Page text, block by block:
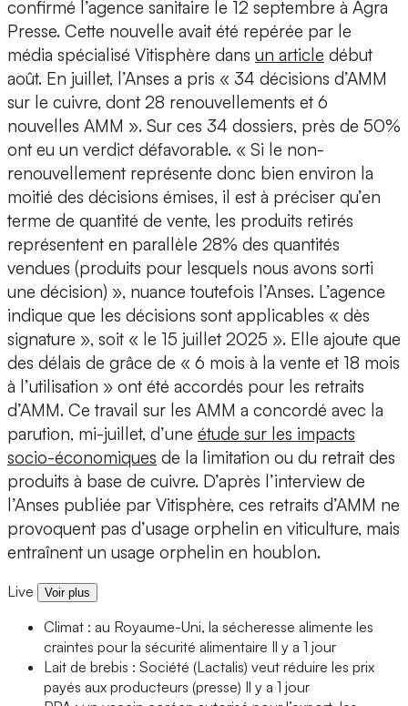
confirmé l’agence sanitaire le 12 septembre à Agra
Presse. Cette nouvelle avait été repérée par le
média spécialisé Vitisphère dans un article début
août. En juillet, l’Anses a pris « 34 décisions d’AMM
sur le cuivre, dont 28 renouvellements et 6
nouvelles AMM ». Sur ces 34 dossiers, près de 50%
ont eu un verdict défavorable. « Si le non-
renouvellement représente donc bien environ la
moitié des décisions émises, il est à préciser qu’en
terme de quantité de vente, les produits retirés
représentent en parallèle 28% des quantités
vendues (produits pour lesquels nous avons sorti
une décision) », nuance toutefois l’Anses. L’agence
indique que les décisions sont applicables « dès
signature », soit « le 15 juillet 2025 ». Elle ajoute que
des délais de grâce de « 6 mois à la vente et 18 mois
à l’utilisation » ont été accordés pour les retraits
d’AMM. Ce travail sur les AMM a concordé avec la
parution, mi-juillet, d’une étude sur les impacts
socio-économiques de la limitation ou du retrait des
produits à base de cuivre. D’après l’interview de
l’Anses publiée par Vitisphère, ces retraits d’AMM ne
provoquent pas d’usage orphelin en viticulture, mais
entraînent un usage orphelin en houblon.
Live Voir plus
Climat : au Royaume-Uni, la sécheresse alimente les
craintes pour la sécurité alimentaire Il y a 1 jour
Lait de brebis : Société (Lactalis) veut réduire les prix
payés aux producteurs (presse) Il y a 1 jour